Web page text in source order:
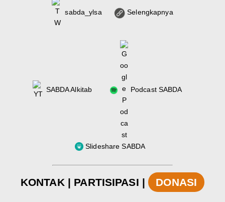
sabda_ylsa Selengkapnya
SABDA Alkitab Podcast SABDA
Slideshare SABDA
KONTAK | PARTISIPASI | DONASI